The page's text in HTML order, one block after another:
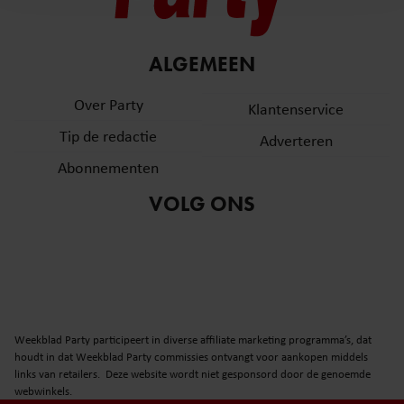
en om ons websiteverkeer te analyseren. Ook delen we
informatie over uw gebruik van onze site met onze
partners kunnen deze gegevens combineren met andere
verzameld op basis van uw gebruik van hun services. U
gaat akkoord met onze cookies als u onze website blijft
gebruiken.
ALGEMEEN
Over Party
Tip de redactie
Abonnementen
Klantenservice
Adverteren
VOLG ONS
Weekblad Party participeert in diverse affiliate marketing programma’s, dat
houdt in dat Weekblad Party commissies ontvangt voor aankopen middels
links van retailers. Deze website wordt niet gesponsord door de genoemde
webwinkels.